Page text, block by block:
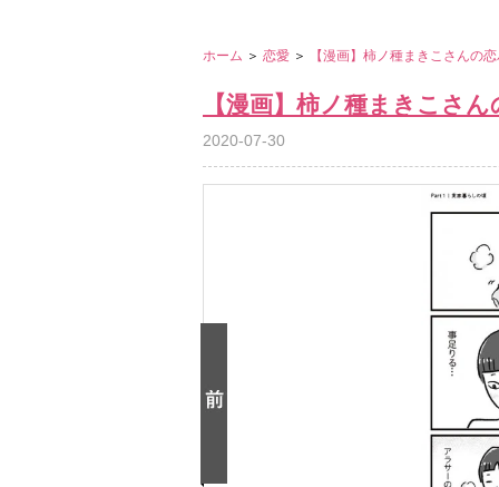
ホーム ＞ 恋愛 ＞ 【漫画】柿ノ種まきこさんの
【漫画】柿ノ種まきこさ
2020-07-30